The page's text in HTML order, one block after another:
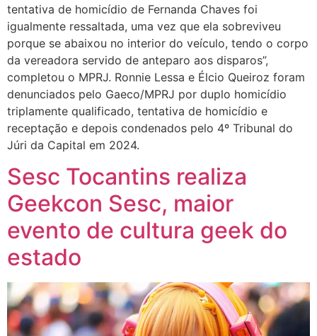
tentativa de homicídio de Fernanda Chaves foi
igualmente ressaltada, uma vez que ela sobreviveu
porque se abaixou no interior do veículo, tendo o corpo
da vereadora servido de anteparo aos disparos”,
completou o MPRJ. Ronnie Lessa e Élcio Queiroz foram
denunciados pelo Gaeco/MPRJ por duplo homicídio
triplamente qualificado, tentativa de homicídio e
receptação e depois condenados pelo 4º Tribunal do
Júri da Capital em 2024.
Sesc Tocantins realiza
Geekcon Sesc, maior
evento de cultura geek do
estado